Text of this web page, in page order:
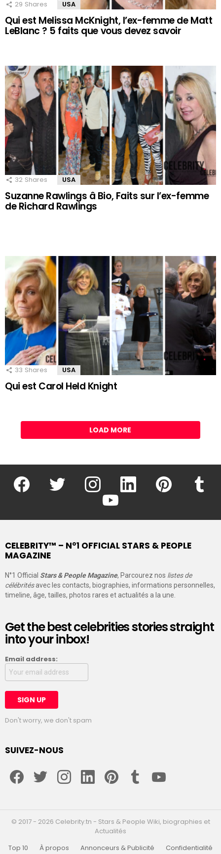
29 Shares USA
Qui est Melissa McKnight, l’ex-femme de Matt
LeBlanc ? 5 faits que vous devez savoir
32 Shares USA
Suzanne Rawlings â Bio, Faits sur l’ex-femme
de Richard Rawlings
33 Shares USA
Qui est Carol Held Knight
LOAD MORE
facebook twitter instagram linkedin pinterest
youtube
CELEBRITY™ – N°1 OFFICIAL STARS & PEOPLE
MAGAZINE
N°1 Official Stars & People Magazine, Parcourez nos listes de
célébritésavec les contacts, biographies, informations personnelles,
timeline, âge, tailles, photos rares et actualités a la une.
Get the best celebrities stories straight
into your inbox!
Email address:
Don't worry, we don't spam
SUIVEZ-NOUS
© 2017 - 2026 Celebrity.tn - Stars & People Wiki, biographies et
Actualités
Top 10
À propos Annonceurs & Publicité
Confidentialité